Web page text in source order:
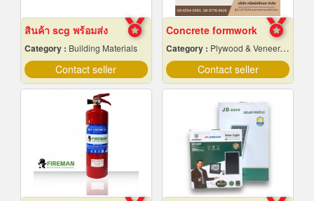
สินค้า scg พร้อมส่ง
Category : Building Materials
Contact seller
Concrete formwork
Category : Plywood & Veneer-Dealers
Contact seller